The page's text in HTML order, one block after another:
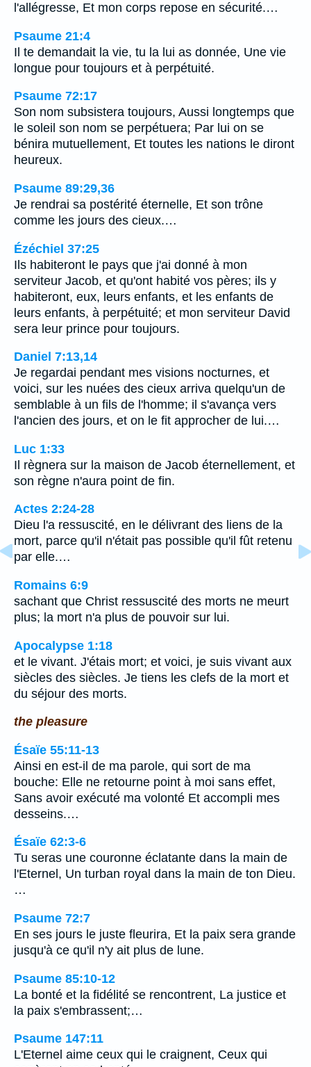
l'allégresse, Et mon corps repose en sécurité.…
Psaume 21:4
Il te demandait la vie, tu la lui as donnée, Une vie
longue pour toujours et à perpétuité.
Psaume 72:17
Son nom subsistera toujours, Aussi longtemps que
le soleil son nom se perpétuera; Par lui on se
bénira mutuellement, Et toutes les nations le diront
heureux.
Psaume 89:29,36
Je rendrai sa postérité éternelle, Et son trône
comme les jours des cieux.…
Ézéchiel 37:25
Ils habiteront le pays que j'ai donné à mon
serviteur Jacob, et qu'ont habité vos pères; ils y
habiteront, eux, leurs enfants, et les enfants de
leurs enfants, à perpétuité; et mon serviteur David
sera leur prince pour toujours.
Daniel 7:13,14
Je regardai pendant mes visions nocturnes, et
voici, sur les nuées des cieux arriva quelqu'un de
semblable à un fils de l'homme; il s'avança vers
l'ancien des jours, et on le fit approcher de lui.…
Luc 1:33
Il règnera sur la maison de Jacob éternellement, et
son règne n'aura point de fin.
Actes 2:24-28
Dieu l'a ressuscité, en le délivrant des liens de la
mort, parce qu'il n'était pas possible qu'il fût retenu
par elle.…
Romains 6:9
sachant que Christ ressuscité des morts ne meurt
plus; la mort n'a plus de pouvoir sur lui.
Apocalypse 1:18
et le vivant. J'étais mort; et voici, je suis vivant aux
siècles des siècles. Je tiens les clefs de la mort et
du séjour des morts.
the pleasure
Ésaïe 55:11-13
Ainsi en est-il de ma parole, qui sort de ma
bouche: Elle ne retourne point à moi sans effet,
Sans avoir exécuté ma volonté Et accompli mes
desseins.…
Ésaïe 62:3-6
Tu seras une couronne éclatante dans la main de
l'Eternel, Un turban royal dans la main de ton Dieu.
…
Psaume 72:7
En ses jours le juste fleurira, Et la paix sera grande
jusqu'à ce qu'il n'y ait plus de lune.
Psaume 85:10-12
La bonté et la fidélité se rencontrent, La justice et
la paix s'embrassent;…
Psaume 147:11
L'Eternel aime ceux qui le craignent, Ceux qui